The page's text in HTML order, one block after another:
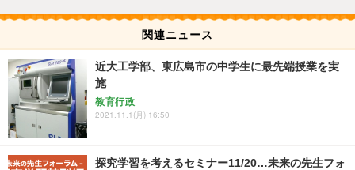
関連ニュース
近大工学部、東広島市の中学生に最先端授業を実
施
教育行政
2021.11.1(月) 16:50
探究学習を考えるセミナー11/20…未来の先生フォ